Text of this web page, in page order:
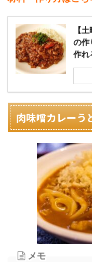
【
の作
作れ
肉味噌カレーう
メモ